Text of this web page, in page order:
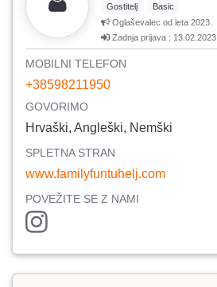
Gostitelj
Basic
Oglaševalec od leta 2023.
Zadnja prijava : 13.02.2023.
MOBILNI TELEFON
+38598211950
GOVORIMO
Hrvaški, Angleški, Nemški
SPLETNA STRAN
www.familyfuntuhelj.com
POVEŽITE SE Z NAMI